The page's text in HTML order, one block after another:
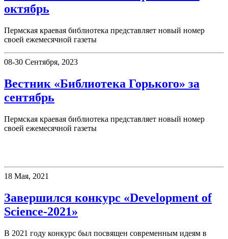
октябрь
Пермская краевая библиотека представляет новый номер
своей ежемесячной газеты
08-30 Сентября, 2023
Вестник «Библиотека Горького» за
сентябрь
Пермская краевая библиотека представляет новый номер
своей ежемесячной газеты
18 Мая, 2021
Завершился конкурс «Development of
Science-2021»
В 2021 году конкурс был посвящен современным идеям в